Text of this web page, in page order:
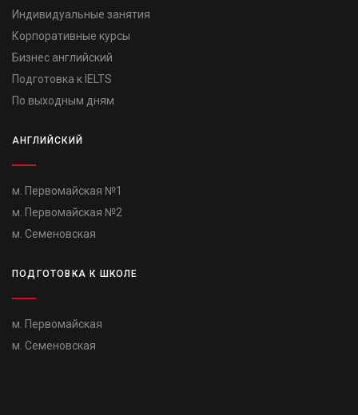
Индивидуальные занятия
Корпоративные курсы
Бизнес английский
Подготовка к IELTS
По выходным дням
АНГЛИЙСКИЙ
м. Первомайская №1
м. Первомайская №2
м. Семеновская
ПОДГОТОВКА К ШКОЛЕ
м. Первомайская
м. Семеновская